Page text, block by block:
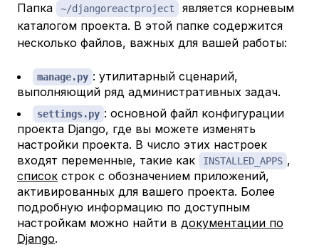
Папка ~/djangoreactproject
является корневым
каталогом проекта. В этой папке содержится
несколько файлов, важных для вашей работы:
manage.py : утилитарный сценарий,
выполняющий ряд административных задач.
settings.py : основной файл конфигурации
проекта Django, где вы можете изменять
настройки проекта. В число этих настроек
входят переменные, такие как
INSTALLED_APPS ,
список строк с обозначением приложений,
активированных для вашего проекта. Более
подробную информацию по доступным
настройкам можно найти в документации по
Django.